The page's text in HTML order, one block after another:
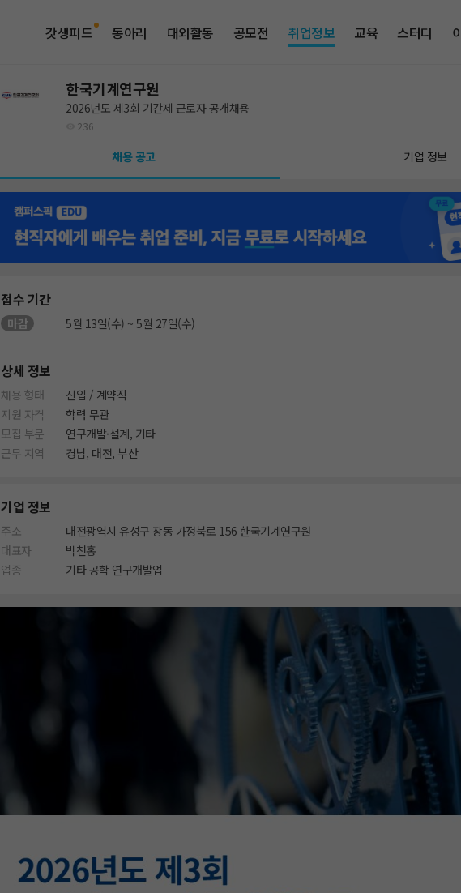
갓생피드 동아리 대외활동 공모전 취업정보 교육 스터디
한국기계연구원
2026년도 제3회 기간제 근로자 공개채용
236
채용 공고 기업 정보
접수 기간
마감 5월 13일(수) ~ 5월 27일(수)
상세 정보
채용 형태
신입 / 계약직
지원 자격
학력 무관
모집 부문
연구개발·설계, 기타
근무 지역
경남, 대전, 부산
기업 정보
주소
대전광역시 유성구 장동 가정북로 156 한국기계연구원
대표자
박천홍
업종
기타 공학 연구개발업